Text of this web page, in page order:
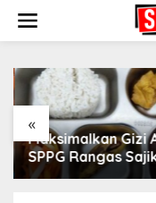
i
«
Maksimalkan Gizi
SPPG Rangas
Menu Daging Sapi